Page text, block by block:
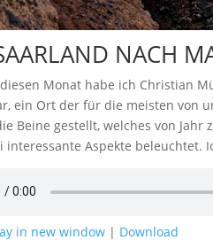
NACH
diesen Monat habe ich Christian
ein Ort der für die meisten von
Beine gestellt, welches von
interessante Aspekte beleuchtet.
in new window | Download